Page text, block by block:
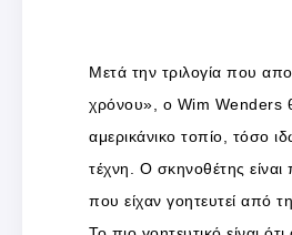
Μετά την τριλογία που
χρόνου», ο Wim Wenders
αμερικάνικο τοπίο, τόσο
τέχνη. Ο σκηνοθέτης είναι
που είχαν γοητευτεί από